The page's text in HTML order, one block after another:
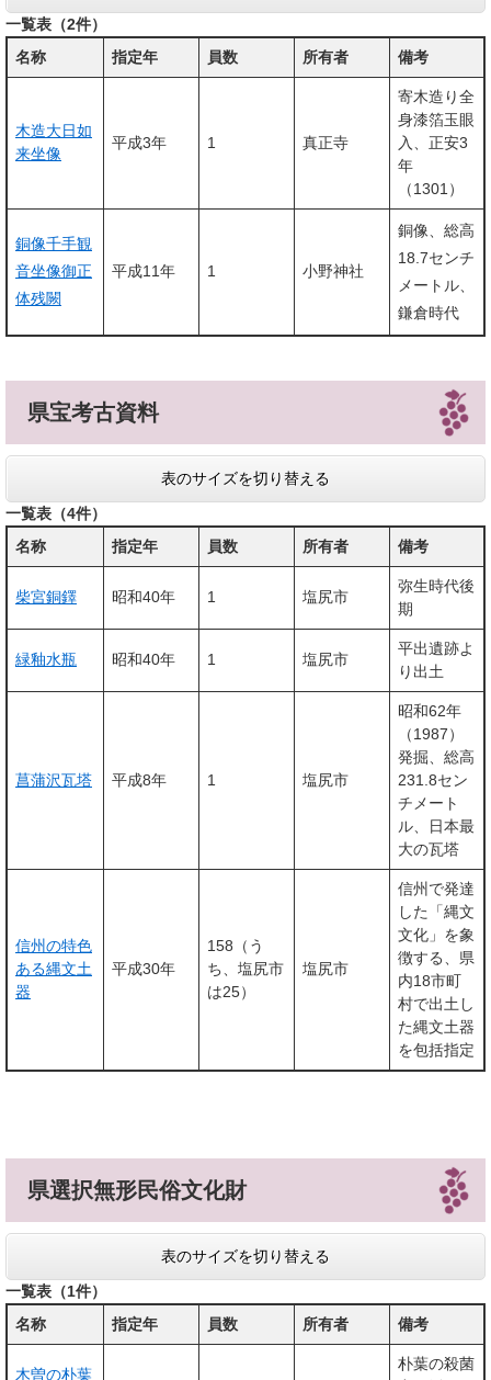
一覧表（2件）
名称
指定年 員数 所有者 備考
木造大日如
来坐像
平成3年 1 真正寺
寄木造り全
身漆箔玉眼
入、正安3
年
（1301）
銅像千手観
音坐像御正
体残闕
平成11年 1 小野神社
銅像、総高
18.7センチ
メートル、
鎌倉時代
県宝考古資料
表のサイズを切り替える
一覧表（4件）
名称
指定年 員数 所有者 備考
柴宮銅鐸 昭和40年 1 塩尻市
弥生時代後
期
緑釉水瓶 昭和40年 1 塩尻市
平出遺跡よ
り出土
菖蒲沢瓦塔 平成8年 1 塩尻市
昭和62年
（1987）
発掘、総高
231.8セン
チメート
ル、日本最
大の瓦塔
信州の特色
ある縄文土
器
平成30年
158（う
ち、塩尻市
は25）
塩尻市
信州で発達
した「縄文
文化」を象
徴する、県
内18市町
村で出土し
た縄文土器
を包括指定
県選択無形民俗文化財
表のサイズを切り替える
一覧表（1件）
名称
指定年 員数 所有者 備考
木曽の朴葉
朴葉の殺菌